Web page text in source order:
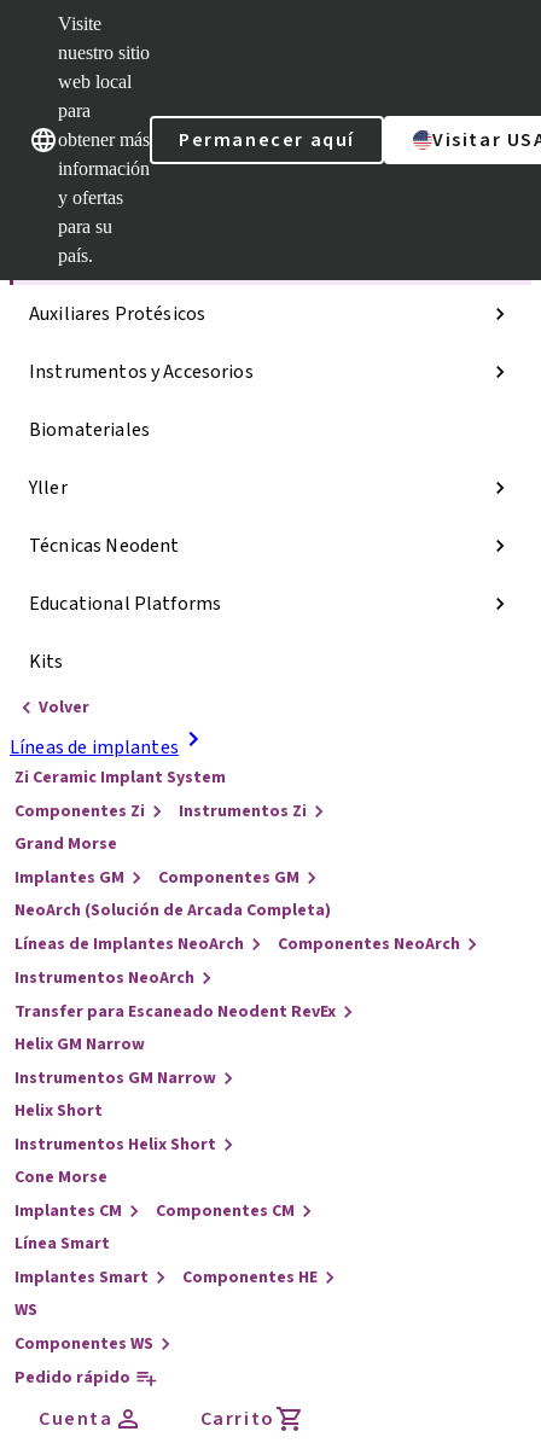
Visite
nuestro sitio
web local
para
obtener más
información
y ofertas
para su
país.
Permanecer aquí Visitar
Categorías
Líneas de implantes
Auxiliares Protésicos
Instrumentos y Accesorios
Biomateriales
Yller
Técnicas Neodent
Educational Platforms
Kits
Volver
Líneas de implantes
Zi Ceramic Implant System
Componentes Zi
Instrumentos Zi
Grand Morse
Implantes GM
Componentes GM
NeoArch (Solución de Arcada Completa)
Líneas de Implantes NeoArch
Componentes NeoArch
Instrumentos NeoArch
Transfer para Escaneado Neodent RevEx
Helix GM Narrow
Instrumentos GM Narrow
Helix Short
Instrumentos Helix Short
Cone Morse
Implantes CM
Componentes CM
Línea Smart
Implantes Smart
Componentes HE
WS
Componentes WS
Pedido rápido
Cuenta
Carrito